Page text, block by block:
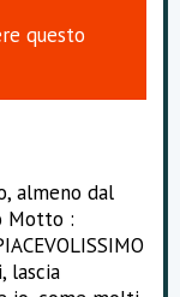
questo
almeno dal
Motto :
lascia